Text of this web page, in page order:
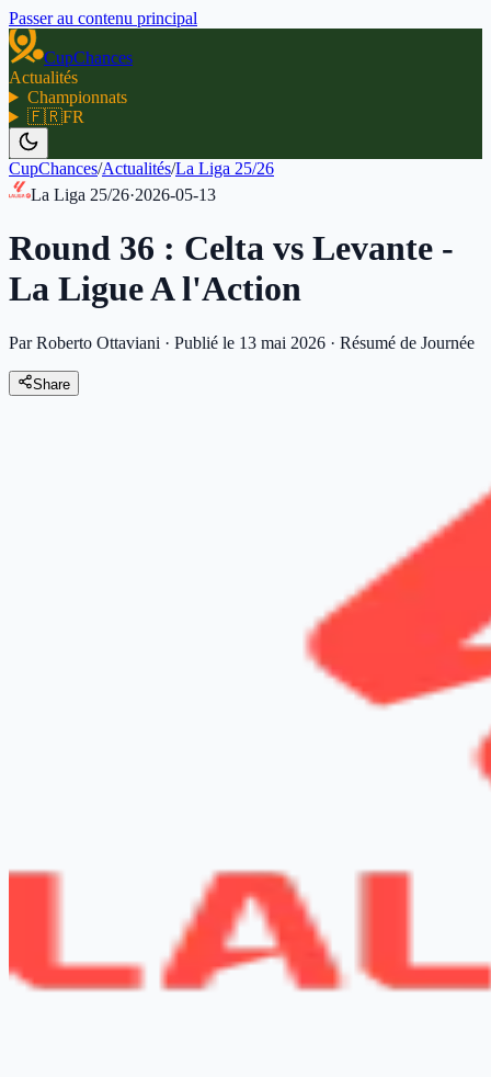
Passer au contenu principal
CupChances
Actualités
Championnats
🇫🇷FR
CupChances/Actualités/La Liga 25/26
La Liga 25/26·2026-05-13
Round 36 : Celta vs Levante -
La Ligue A l'Action
Par Roberto Ottaviani · Publié le 13 mai 2026 · Résumé de Journée
Share